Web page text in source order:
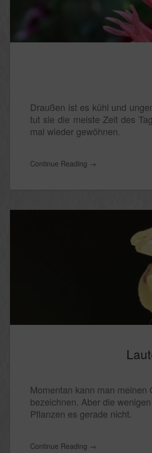
Draußen ist es kühl und
tut sie die meiste Zeit des
mal wieder gewöhnen.
Continue Reading →
Momentan kann man
bezeichnen. Aber die
Pflanzen es gerade nicht.
Continue Reading →